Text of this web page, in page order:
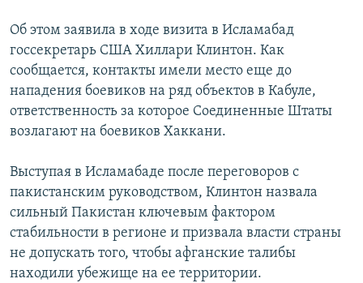
Об этом заявила в ходе визита в Исламабад
госсекретарь США Хиллари Клинтон. Как
сообщается, контакты имели место еще до
нападения боевиков на ряд объектов в Кабуле,
ответственность за которое Соединенные Штаты
возлагают на боевиков Хаккани.
Выступая в Исламабаде после переговоров с
пакистанским руководством, Клинтон назвала
сильный Пакистан ключевым фактором
стабильности в регионе и призвала власти страны
не допускать того, чтобы афганские талибы
находили убежище на ее территории.